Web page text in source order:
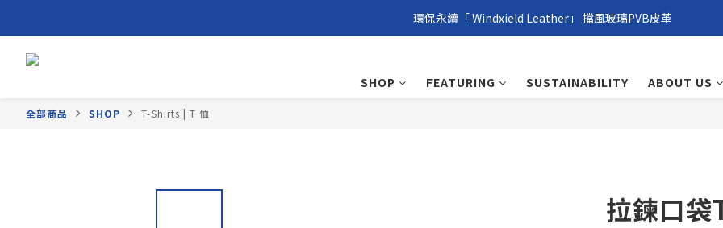
環保永續「 Windxield Leather」 擋風玻璃PVB皮革
環保永續「 Windxield Leather」 擋風玻璃PVB皮革
環保永續「 Windxield Leather」 擋風玻璃PVB皮革
SHOP FEATURING SUSTAINABILITY ABOUT US
全部商品 SHOP T-Shirts | T 恤
拉鍊口袋